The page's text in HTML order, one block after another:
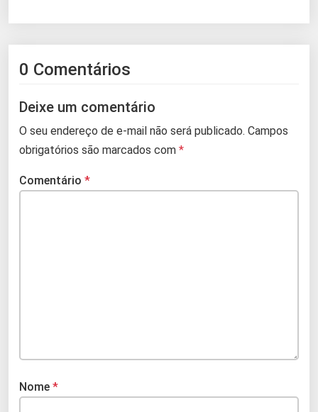
0 Comentários
Deixe um comentário
O seu endereço de e-mail não será publicado. Campos
obrigatórios são marcados com *
Comentário *
Nome *